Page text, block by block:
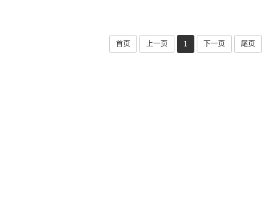
首页 上一页 1 下一页 尾页